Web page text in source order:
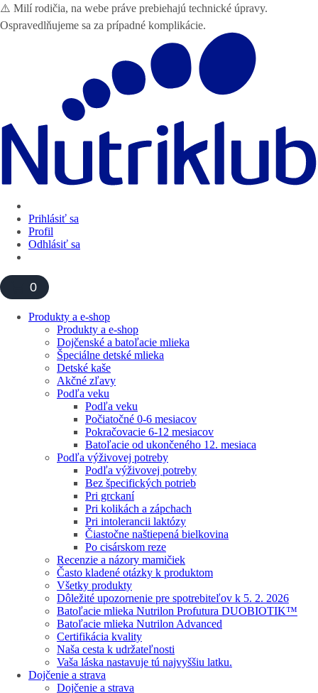
⚠️ Milí rodičia, na webe práve prebiehajú technické úpravy.
Ospravedlňujeme sa za prípadné komplikácie.
Prihlásiť sa
Profil
Odhlásiť sa
0
Produkty a e-shop
Produkty a e-shop
Dojčenské a batoľacie mlieka
Špeciálne detské mlieka
Detské kaše
Akčné zľavy
Podľa veku
Podľa veku
Počiatočné 0-6 mesiacov
Pokračovacie 6-12 mesiacov
Batoľacie od ukončeného 12. mesiaca
Podľa výživovej potreby
Podľa výživovej potreby
Bez špecifických potrieb
Pri grckaní
Pri kolikách a zápchach
Pri intolerancii laktózy
Čiastočne naštiepená bielkovina
Po cisárskom reze
Recenzie a názory mamičiek
Často kladené otázky k produktom
Všetky produkty
Dôležité upozornenie pre spotrebiteľov k 5. 2. 2026
Batoľacie mlieka Nutrilon Profutura DUOBIOTIK™
Batoľacie mlieka Nutrilon Advanced
Certifikácia kvality
Naša cesta k udržateľnosti
Vaša láska nastavuje tú najvyššiu latku.
Dojčenie a strava
Dojčenie a strava